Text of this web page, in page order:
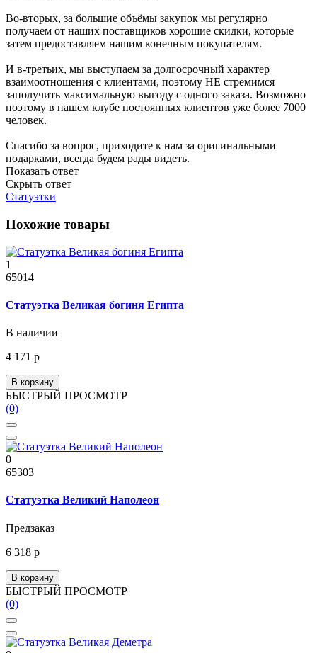
Во-вторых, за большие объёмы закупок мы регулярно
получаем от наших поставщиков хорошие скидки, которые
затем предоставляем нашим конечным покупателям.
И в-третьих, мы выступаем за долгосрочный характер
взаимоотношения с клиентами, поэтому НЕ стремимся
заполучить максимальную выгоду с одного заказа. Возможно
поэтому в нашем клубе постоянных клиентов уже более 7000
человек.
Спасибо за вопрос, приходите к нам за оригинальными
подарками, всегда будем рады видеть.
Показать ответ
Скрыть ответ
Статуэтки
Похожие товары
1
65014
Статуэтка Великая богиня Египта
В наличии
4 171 р
В корзину
БЫСТРЫЙ ПРОСМОТР
(0)
0
65303
Статуэтка Великий Наполеон
Предзаказ
6 318 р
В корзину
БЫСТРЫЙ ПРОСМОТР
(0)